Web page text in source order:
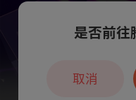
本章节仅支
是否前往
取消